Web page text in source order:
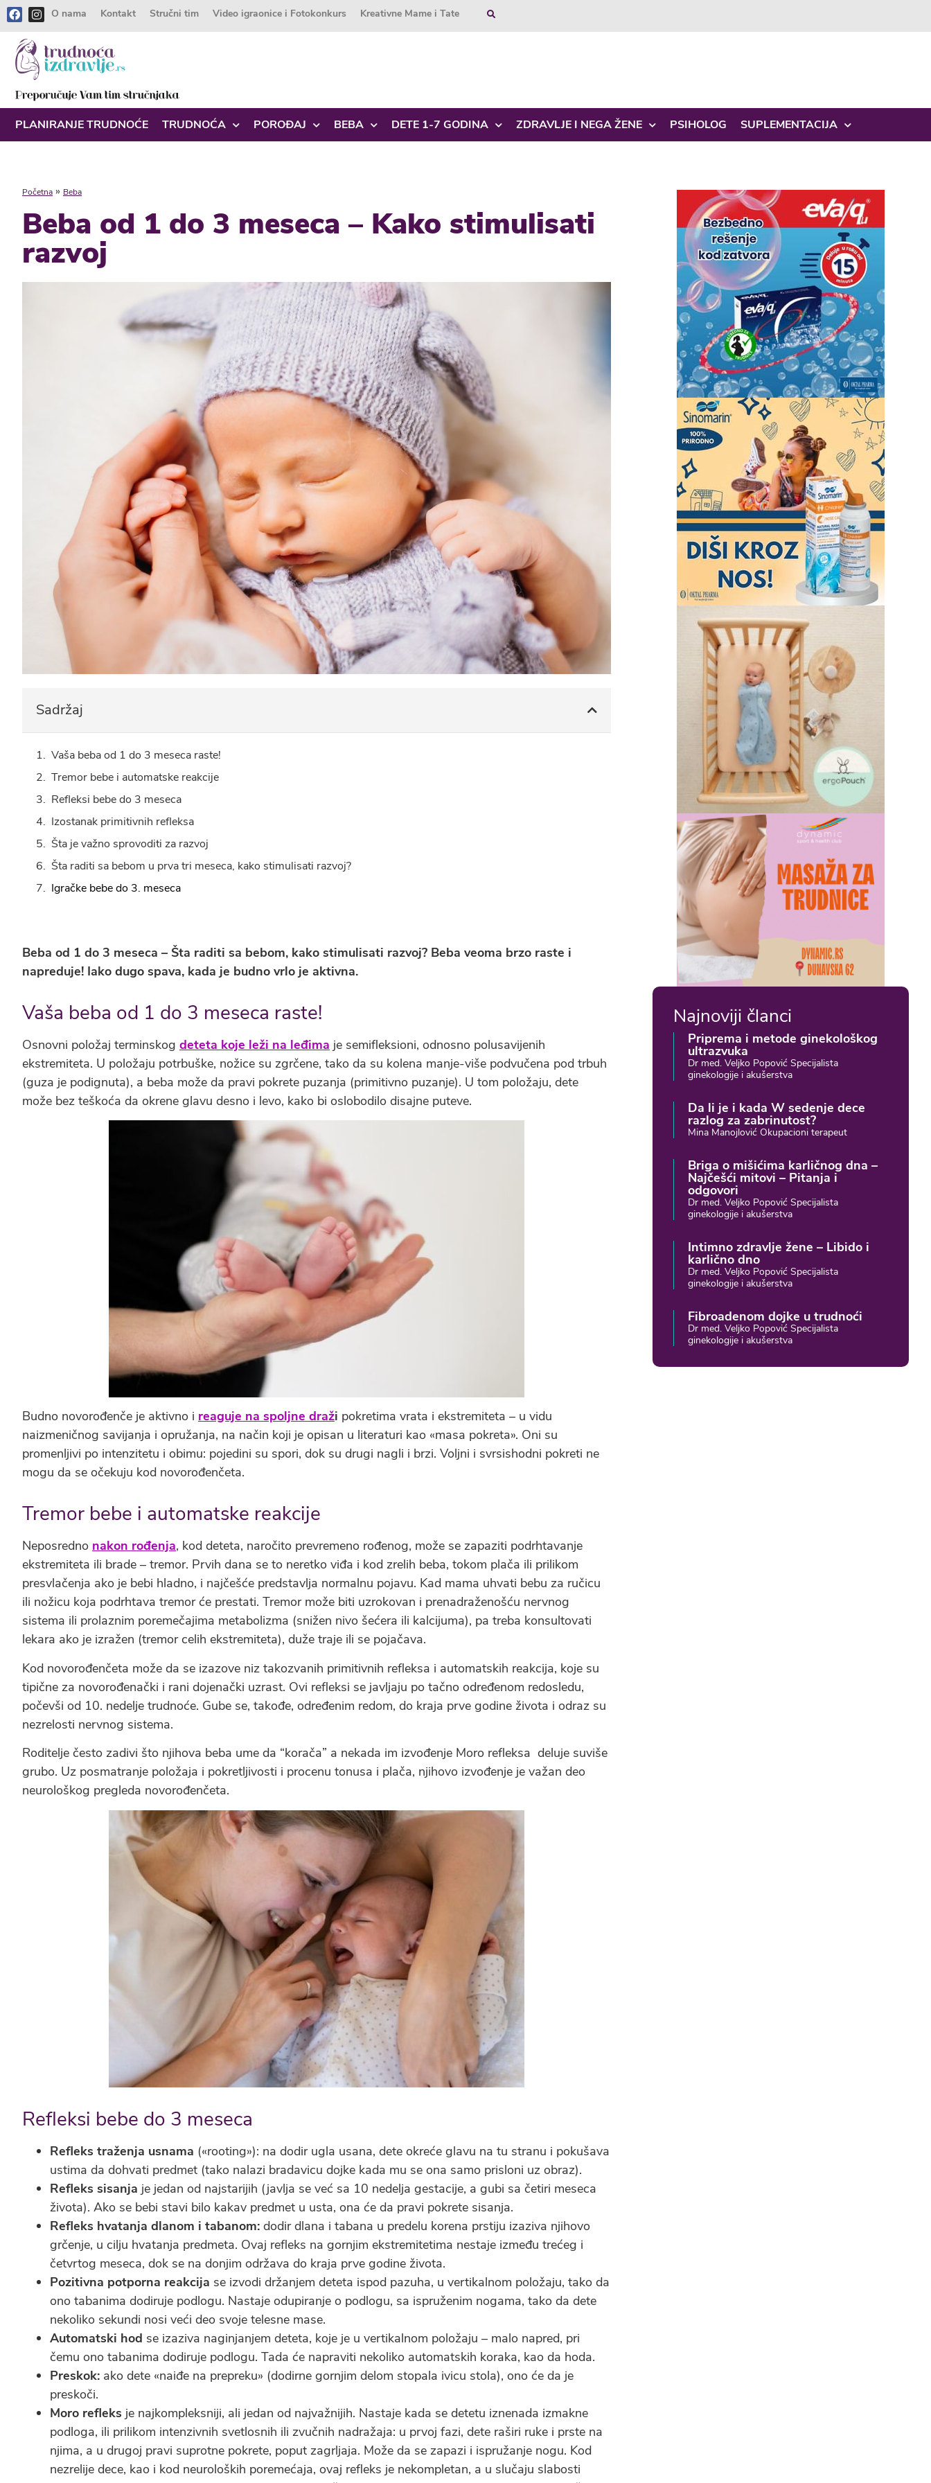
O nama Kontakt Stručni tim Video igraonice i Fotokonkurs Kreativne Mame i Tate
PLANIRANJE TRUDNOĆE TRUDNOĆA POROĐAJ BEBA DETE 1-7 GODINA ZDRAVLJE I NEGA ŽENE PSIHOLOG SUPLEMENTACIJA
Početna » Beba
Beba od 1 do 3 meseca – Kako stimulisati
razvoj
Sadržaj
Vaša beba od 1 do 3 meseca raste!
Tremor bebe i automatske reakcije
Refleksi bebe do 3 meseca
Izostanak primitivnih refleksa
Šta je važno sprovoditi za razvoj
Šta raditi sa bebom u prva tri meseca, kako stimulisati razvoj?
Igračke bebe do 3. meseca
Beba od 1 do 3 meseca – Šta raditi sa bebom, kako stimulisati razvoj? Beba veoma brzo raste i
napreduje! Iako dugo spava, kada je budno vrlo je aktivna.
Vaša beba od 1 do 3 meseca raste!
Osnovni položaj terminskog deteta koje leži na leđima je semifleksioni, odnosno polusavijenih
ekstremiteta. U položaju potrbuške, nožice su zgrčene, tako da su kolena manje-više podvučena pod trbuh
(guza je podignuta), a beba može da pravi pokrete puzanja (primitivno puzanje). U tom položaju, dete
može bez teškoća da okrene glavu desno i levo, kako bi oslobodilo disajne puteve.
Budno novorođenče je aktivno i reaguje na spoljne draži pokretima vrata i ekstremiteta – u vidu
naizmeničnog savijanja i opružanja, na način koji je opisan u literaturi kao «masa pokreta». Oni su
promenljivi po intenzitetu i obimu: pojedini su spori, dok su drugi nagli i brzi. Voljni i svrsishodni pokreti ne
mogu da se očekuju kod novorođenčeta.
Tremor bebe i automatske reakcije
Neposredno nakon rođenja, kod deteta, naročito prevremeno rođenog, može se zapaziti podrhtavanje
ekstremiteta ili brade – tremor. Prvih dana se to neretko viđa i kod zrelih beba, tokom plača ili prilikom
presvlačenja ako je bebi hladno, i najčešće predstavlja normalnu pojavu. Kad mama uhvati bebu za ručicu
ili nožicu koja podrhtava tremor će prestati. Tremor može biti uzrokovan i prenadraženošću nervnog
sistema ili prolaznim poremečajima metabolizma (snižen nivo šećera ili kalcijuma), pa treba konsultovati
lekara ako je izražen (tremor celih ekstremiteta), duže traje ili se pojačava.
Kod novorođenčeta može da se izazove niz takozvanih primitivnih refleksa i automatskih reakcija, koje su
tipične za novorođenački i rani dojenački uzrast. Ovi refleksi se javljaju po tačno određenom redosledu,
počevši od 10. nedelje trudnoće. Gube se, takođe, određenim redom, do kraja prve godine života i odraz su
nezrelosti nervnog sistema.
Roditelje često zadivi što njihova beba ume da “korača” a nekada im izvođenje Moro refleksa deluje suviše
grubo. Uz posmatranje položaja i pokretljivosti i procenu tonusa i plača, njihovo izvođenje je važan deo
neurološkog pregleda novorođenčeta.
Refleksi bebe do 3 meseca
Refleks traženja usnama («rooting»): na dodir ugla usana, dete okreće glavu na tu stranu i pokušava
ustima da dohvati predmet (tako nalazi bradavicu dojke kada mu se ona samo prisloni uz obraz).
Refleks sisanja je jedan od najstarijih (javlja se već sa 10 nedelja gestacije, a gubi sa četiri meseca
života). Ako se bebi stavi bilo kakav predmet u usta, ona će da pravi pokrete sisanja.
Refleks hvatanja dlanom i tabanom: dodir dlana i tabana u predelu korena prstiju izaziva njihovo
grčenje, u cilju hvatanja predmeta. Ovaj refleks na gornjim ekstremitetima nestaje između trećeg i
četvrtog meseca, dok se na donjim održava do kraja prve godine života.
Pozitivna potporna reakcija se izvodi držanjem deteta ispod pazuha, u vertikalnom položaju, tako da
ono tabanima dodiruje podlogu. Nastaje odupiranje o podlogu, sa ispruženim nogama, tako da dete
nekoliko sekundi nosi veći deo svoje telesne mase.
Automatski hod se izaziva naginjanjem deteta, koje je u vertikalnom položaju – malo napred, pri
čemu ono tabanima dodiruje podlogu. Tada će napraviti nekoliko automatskih koraka, kao da hoda.
Preskok: ako dete «naiđe na prepreku» (dodirne gornjim delom stopala ivicu stola), ono će da je
preskoči.
Moro refleks je najkompleksniji, ali jedan od najvažnijih. Nastaje kada se detetu iznenada izmakne
podloga, ili prilikom intenzivnih svetlosnih ili zvučnih nadražaja: u prvoj fazi, dete raširi ruke i prste na
njima, a u drugoj pravi suprotne pokrete, poput zagrljaja. Može da se zapazi i ispružanje nogu. Kod
nezrelije dece, kao i kod neuroloških poremećaja, ovaj refleks je nekompletan, a u slučaju slabosti
Najnoviji članci
Priprema i metode ginekološkog
ultrazvuka
Dr med. Veljko Popović Specijalista
ginekologije i akušerstva
Da li je i kada W sedenje dece
razlog za zabrinutost?
Mina Manojlović Okupacioni terapeut
Briga o mišićima karličnog dna –
Najčešći mitovi – Pitanja i
odgovori
Dr med. Veljko Popović Specijalista
ginekologije i akušerstva
Intimno zdravlje žene – Libido i
karlično dno
Dr med. Veljko Popović Specijalista
ginekologije i akušerstva
Fibroadenom dojke u trudnoći
Dr med. Veljko Popović Specijalista
ginekologije i akušerstva